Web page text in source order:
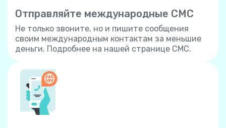
Отправляйте международные СМС
Не только звоните, но и пишите сообщения
своим международным контактам за меньшие
деньги. Подробнее на нашей странице СМС.